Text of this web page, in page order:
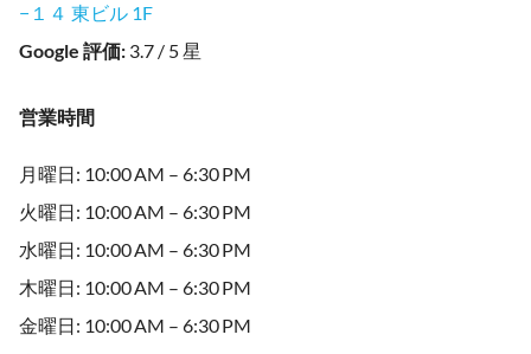
−１４ 東ビル 1F
Google 評価: 3.7 / 5 星
営業時間
月曜日: 10:00 AM – 6:30 PM
火曜日: 10:00 AM – 6:30 PM
水曜日: 10:00 AM – 6:30 PM
木曜日: 10:00 AM – 6:30 PM
金曜日: 10:00 AM – 6:30 PM